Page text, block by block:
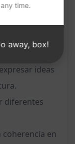
ideas
diferentes
en
time.
away, box!